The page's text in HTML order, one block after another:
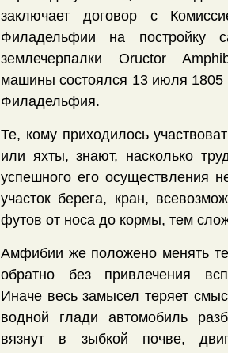
заключает договор с
Филадельфии на постройку
землечерпалки Oructor
машины состоялся 13 июля 1805
Филадельфия.
Те, кому приходилось
или яхты, знают, насколько
успешного его осуществления
участок берега, кран,
футов от носа до кормы, тем
Амфибии же положено менять
обратно без привлечения
Иначе весь замысел теряет
водной глади автомобиль
вязнут в зыбкой почве,